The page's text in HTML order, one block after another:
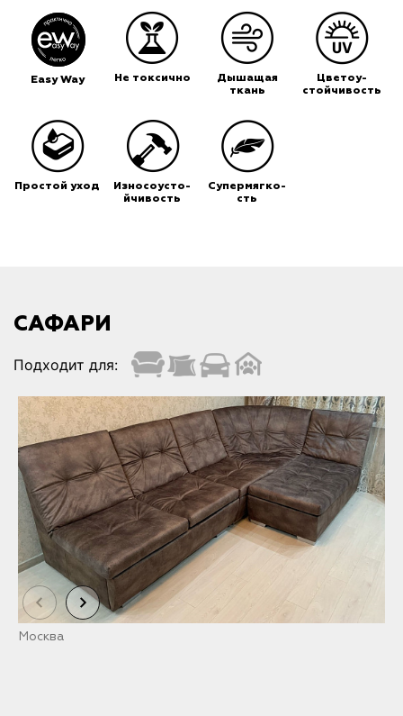
Easy Way Не токсично
Дышащая
ткань
Цветоу-
стойчивость
Простой уход
Износоусто-
йчивость
Супермягко-
сть
САФАРИ
Подходит для:
Москва